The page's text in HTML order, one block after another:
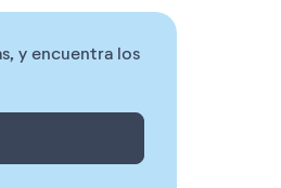
y encuentra los